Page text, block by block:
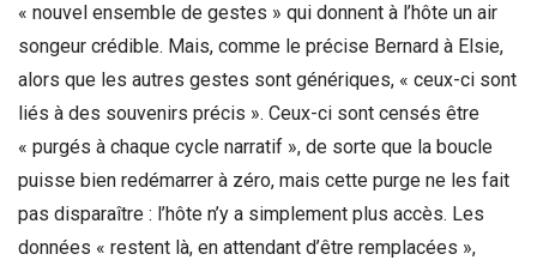
« nouvel ensemble de gestes » qui donnent à l’hôte un air
songeur crédible. Mais, comme le précise Bernard à Elsie,
alors que les autres gestes sont génériques, « ceux-ci sont
liés à des souvenirs précis ». Ceux-ci sont censés être
« purgés à chaque cycle narratif », de sorte que la boucle
puisse bien redémarrer à zéro, mais cette purge ne les fait
pas disparaître : l’hôte n’y a simplement plus accès. Les
données « restent là, en attendant d’être remplacées »,